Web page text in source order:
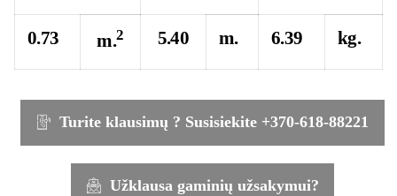
0.73 m.2 5.40 m. 6.39 kg.
Turite klausimų ? Susisiekite +370-618-88221
Užklausa gaminių užsakymui?